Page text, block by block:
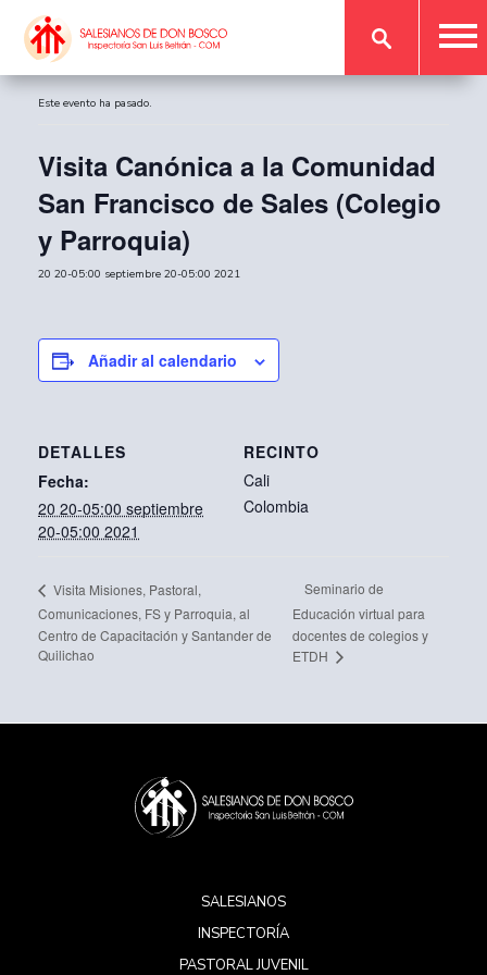
« Todos los Eventos
Este evento ha pasado.
Visita Canónica a la Comunidad
San Francisco de Sales (Colegio
y Parroquia)
20 20-05:00 septiembre 20-05:00 2021
Añadir al calendario
DETALLES
Fecha:
20 20-05:00 septiembre
20-05:00 2021
RECINTO
Cali
Colombia
Visita Misiones, Pastoral,
Comunicaciones, FS y Parroquia, al
Centro de Capacitación y Santander de
Quilichao
Seminario de
Educación virtual para
docentes de colegios y
ETDH
SALESIANOS
INSPECTORÍA
PASTORAL JUVENIL